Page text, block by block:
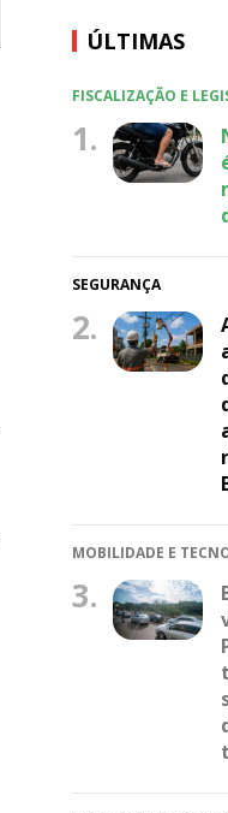
ÚLTIMAS
FISCALIZAÇÃO E
1.
SEGURANÇA
2.
MOBILIDADE E
3.